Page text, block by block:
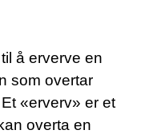
å erverve en
som overtar
«erverv» er et
overta en